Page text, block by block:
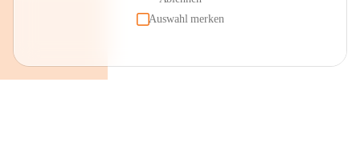
Auswahl merken